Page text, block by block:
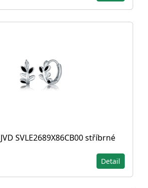
SVLE2689X86CB00 stříbrné
Detail